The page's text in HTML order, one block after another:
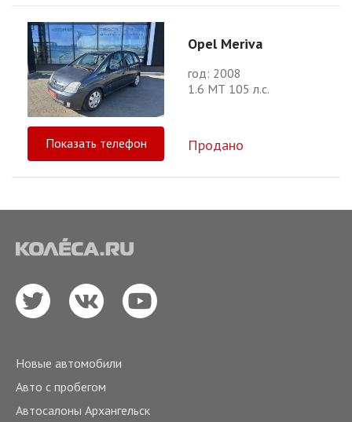
Opel Meriva
год: 2008
1.6 МТ 105 л.с.
Показать телефон Продано
Новые автомобили
Авто с пробегом
Автосалоны Архангельск